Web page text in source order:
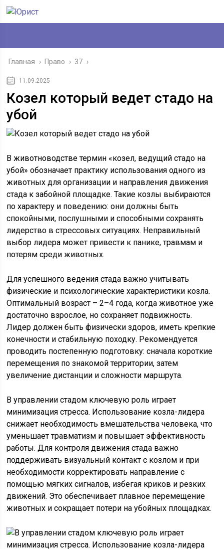
Главная › Право › 37 ›
11.09.2025
Козел который ведет стадо на
убой
В животноводстве термин «козел, ведущий стадо на
убой» обозначает практику использования одного из
животных для организации и направления движения
стада к забойной площадке. Такие козлы выбираются
по характеру и поведению: они должны быть
спокойными, послушными и способными сохранять
лидерство в стрессовых ситуациях. Неправильный
выбор лидера может привести к панике, травмам и
потерям среди животных.
Для успешного ведения стада важно учитывать
физические и психологические характеристики козла.
Оптимальный возраст – 2–4 года, когда животное уже
достаточно взрослое, но сохраняет подвижность.
Лидер должен быть физически здоров, иметь крепкие
конечности и стабильную походку. Рекомендуется
проводить постепенную подготовку: сначала короткие
перемещения по знакомой территории, затем
увеличение дистанции и сложности маршрута.
В управлении стадом ключевую роль играет
минимизация стресса. Использование козла-лидера
снижает необходимость вмешательства человека, что
уменьшает травматизм и повышает эффективность
работы. Для контроля движения стада важно
поддерживать визуальный контакт с козлом и при
необходимости корректировать направление с
помощью мягких сигналов, избегая криков и резких
движений. Это обеспечивает плавное перемещение
животных и сокращает потери на убойных площадках.